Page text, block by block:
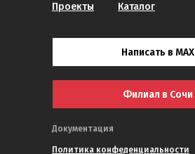
Политика конфеденциальности
Документация
Каталог
Проекты
Написать в MAX
Филиал в Сочи